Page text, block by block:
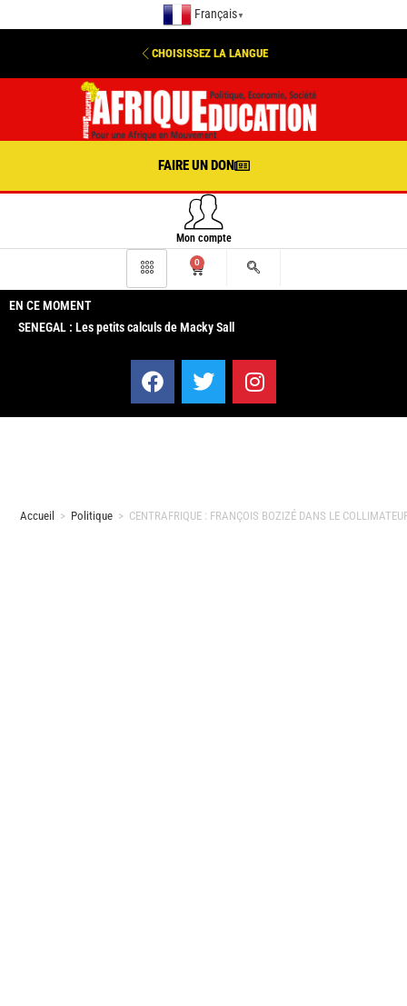
Français ▼
CHOISISSEZ LA LANGUE
FAIRE UN DON
Mon compte
0
EN CE MOMENT
SENEGAL : Les petits calculs de Macky Sall
Accueil > Politique > CENTRAFRIQUE : FRANÇOIS BOZIZÉ DANS LE